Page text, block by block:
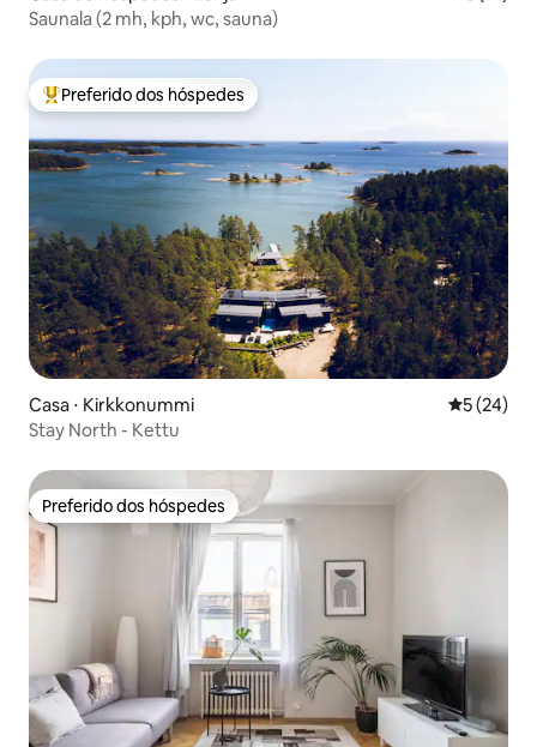
Saunala (2 mh, kph, wc, sauna)
Entre os melhores preferidos dos hóspedes
Preferido dos hóspedes
Casa ⋅ Kirkkonummi 5 de uma
5 (24)
Stay North - Kettu
Preferido dos hóspedes
Preferido dos hóspedes